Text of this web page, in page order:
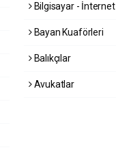
Bilgisayar - İnternet
Bayan Kuaförleri
Balıkçılar
Avukatlar